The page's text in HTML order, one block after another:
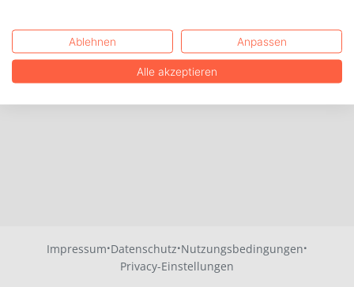
Impressum·Datenschutz·Nutzungsbedingungen·
Privacy-Einstellungen
Ablehnen Anpassen
Alle akzeptieren